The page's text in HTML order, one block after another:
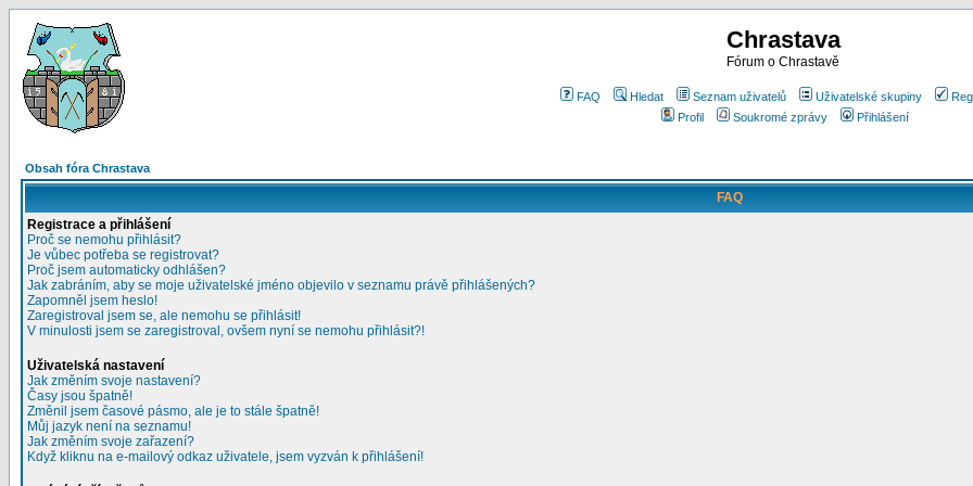
Chrastava
Fórum o Chrastavě
FAQ Hledat Seznam uživatelů Uživatelské skupiny
Profil
Soukromé zprávy Přihlášení
Obsah fóra Chrastava
FAQ
Registrace a přihlášení
Proč se nemohu přihlásit?
Je vůbec potřeba se registrovat?
Proč jsem automaticky odhlášen?
Jak zabráním, aby se moje uživatelské jméno objevilo v seznamu právě přihlášených?
Zapomněl jsem heslo!
Zaregistroval jsem se, ale nemohu se přihlásit!
V minulosti jsem se zaregistroval, ovšem nyní se nemohu přihlásit?!
Uživatelská nastavení
Jak změním svoje nastavení?
Časy jsou špatně!
Změnil jsem časové pásmo, ale je to stále špatně!
Můj jazyk není na seznamu!
Jak změním svoje zařazení?
Když kliknu na e-mailový odkaz uživatele, jsem vyzván k přihlášení!